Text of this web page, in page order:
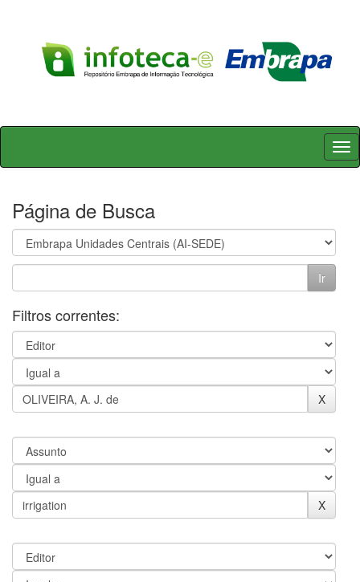
Skip
Página de Busca
Filtros correntes: